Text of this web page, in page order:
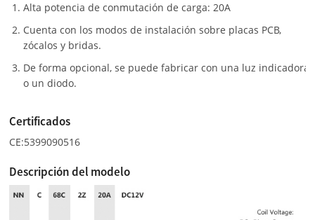
Alta potencia de conmutación de carga: 20A
Cuenta con los modos de instalación sobre placas PCB,
zócalos y bridas.
De forma opcional, se puede fabricar con una luz indicadora
o un diodo.
Certificados
CE:5399090516
Descripción del modelo